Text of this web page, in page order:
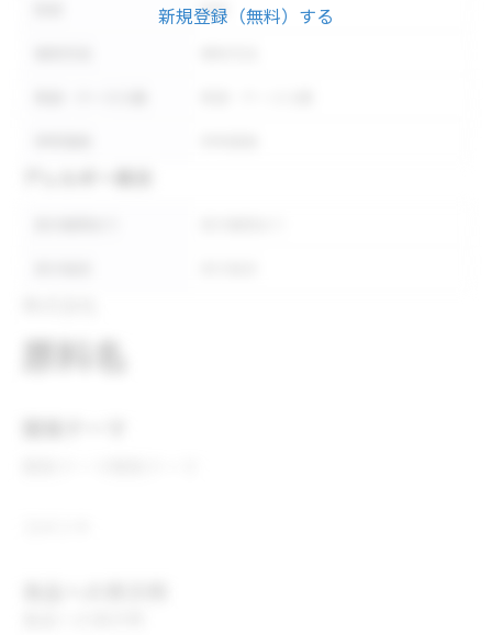
新規登録（無料）する
形状